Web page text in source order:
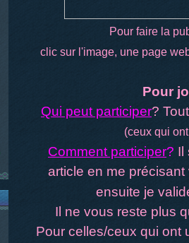
Pour faire la
clic sur l'image, une page
Pour
Qui peut participer?
(ceux qui
Comment participer? Il
article en me précisant
ensuite je
Il ne vous reste plus
Pour celles/ceux qui ont